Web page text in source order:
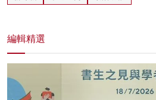
編輯精選